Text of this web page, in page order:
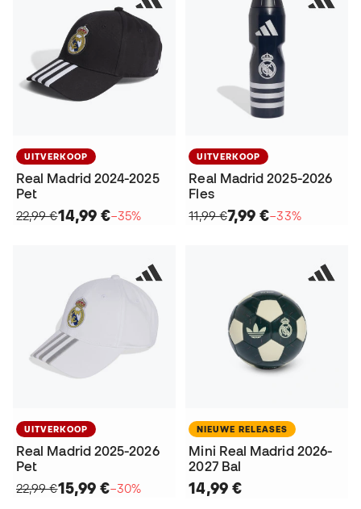
UITVERKOOP
Real Madrid 2024-2025
Pet
22,99 €14,99 €−35%
UITVERKOOP
Real Madrid 2025-2026
Fles
11,99 €7,99 €−33%
UITVERKOOP
Real Madrid 2025-2026
Pet
22,99 €15,99 €−30%
NIEUWE RELEASES
Mini Real Madrid 2026-
2027 Bal
14,99 €